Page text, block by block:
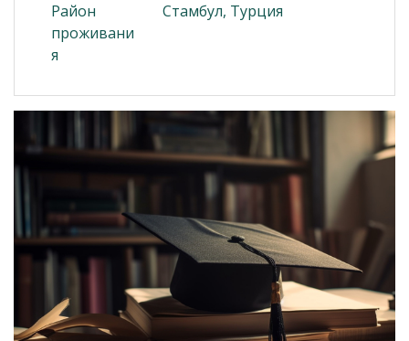
Район
проживани
я
Стамбул, Турция